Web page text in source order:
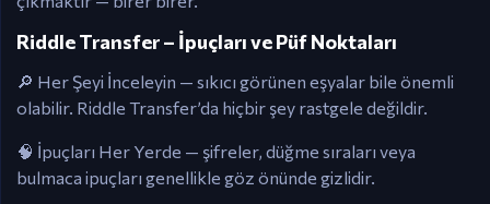
Riddle Transfer – İpuçları ve Püf Noktaları
🔎 Her Şeyi İnceleyin — sıkıcı görünen eşyalar bile önemli
olabilir. Riddle Transfer’da hiçbir şey rastgele değildir.
🧠 İpuçları Her Yerde — şifreler, düğme sıraları veya
bulmaca ipuçları genellikle göz önünde gizlidir.